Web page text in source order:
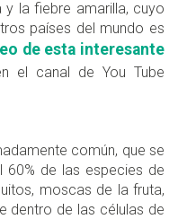
y la fiebre amarilla, cuyo
países del mundo es
de esta interesante
el canal de You Tube
común, que se
60% de las especies de
moscas de la fruta,
dentro de las células de